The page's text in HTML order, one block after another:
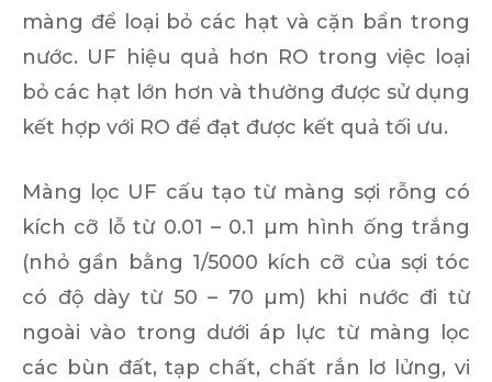
màng để loại bỏ các hạt và cặn bẩn trong
nước. UF hiệu quả hơn RO trong việc loại
bỏ các hạt lớn hơn và thường được sử dụng
kết hợp với RO để đạt được kết quả tối ưu.
Màng lọc UF cấu tạo từ màng sợi rỗng có
kích cỡ lỗ từ 0.01 – 0.1 µm hình ống trắng
(nhỏ gần bằng 1/5000 kích cỡ của sợi tóc
có độ dày từ 50 – 70 µm) khi nước đi từ
ngoài vào trong dưới áp lực từ màng lọc
các bùn đất, tạp chất, chất rắn lơ lửng, vi